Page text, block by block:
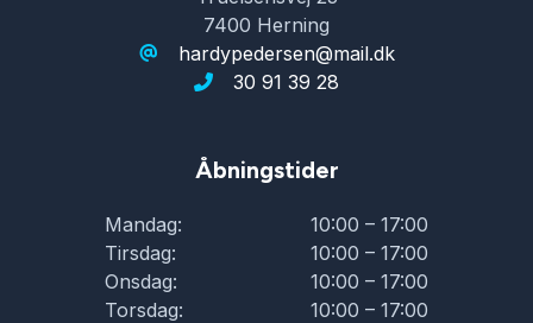
7400 Herning
hardypedersen@mail.dk
30 91 39 28
Åbningstider
Mandag:
10:00 – 17:00
Tirsdag:
10:00 – 17:00
Onsdag:
10:00 – 17:00
Torsdag:
10:00 – 17:00